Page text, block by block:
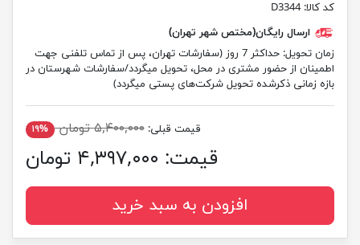
کد کالا: D3344
ارسال رایگان(مختص شهر تهران)
زمان تحویل:
حداکثر 7 روز (سفارشات تهران، پس از تماس تلفنی جهت
اطمینان از حضور مشتری در محل، تحویل میگردد/سفارشات شهرستان در
بازه زمانی ذکرشده تحویل شرکت‌های پستی میگردد)
قیمت قبلی: ۵,۴۰۰,۰۰۰ تومان ۱۹%
قیمت: ۴,۳۹۷,۰۰۰ تومان
افزودن به سبد خرید